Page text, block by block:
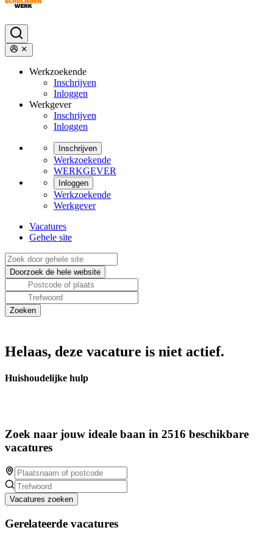
Werkzoekende
Inschrijven
Inloggen
Werkgever
Inschrijven
Inloggen
Inschrijven
Werkzoekende
WERKGEVER
Inloggen
Werkzoekende
Werkgever
Vacatures
Gehele site
Helaas, deze vacature is niet actief.
Huishoudelijke hulp
Zoek naar jouw ideale baan in 2516 beschikbare
vacatures
Vacatures zoeken
Gerelateerde vacatures